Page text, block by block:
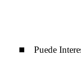
Puede